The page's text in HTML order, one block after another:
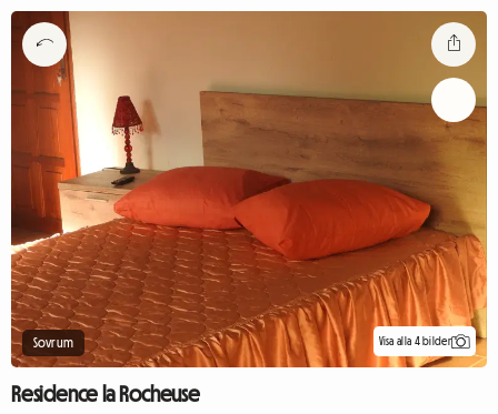
Sovrum Visa alla 4 bilder
Residence la Rocheuse